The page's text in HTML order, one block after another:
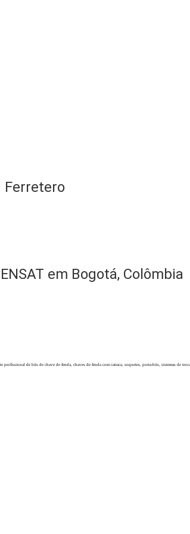
Ferretero
em Bogotá, Colômbia
de bits de chave de fenda, chaves de fenda com catraca, soquetes, porta-bits, sistemas de